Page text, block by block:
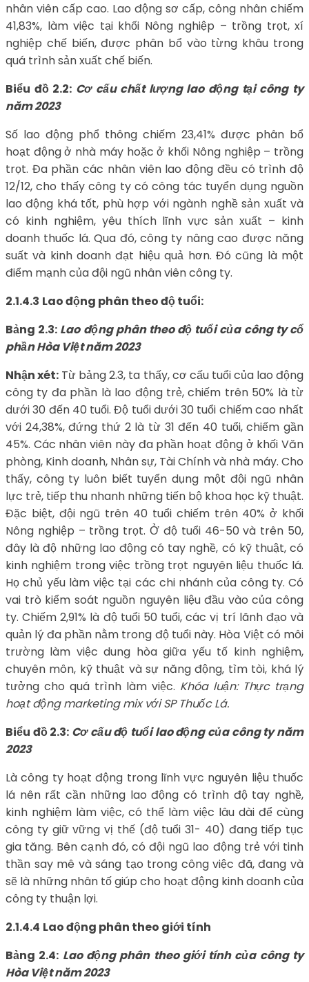
nhân viên cấp cao. Lao động sơ cấp, công nhân chiếm
41,83%, làm việc tại khối Nông nghiệp – trồng trọt, xí
nghiệp chế biến, được phân bổ vào từng khâu trong
quá trình sản xuất chế biến.
Biểu đồ 2.2: Cơ cấu chất lượng lao động tại công ty
năm 2023
Số lao động phổ thông chiếm 23,41% được phân bổ
hoạt động ở nhà máy hoặc ở khối Nông nghiệp – trồng
trọt. Đa phần các nhân viên lao động đều có trình độ
12/12, cho thấy công ty có công tác tuyển dụng nguồn
lao động khá tốt, phù hợp với ngành nghề sản xuất và
có kinh nghiệm, yêu thích lĩnh vực sản xuất – kinh
doanh thuốc lá. Qua đó, công ty nâng cao được năng
suất và kinh doanh đạt hiệu quả hơn. Đó cũng là một
điểm mạnh của đội ngũ nhân viên công ty.
2.1.4.3 Lao động phân theo độ tuổi:
Bảng 2.3: Lao động phân theo độ tuổi của công ty cổ
phần Hòa Việt năm 2023
Nhận xét: Từ bảng 2.3, ta thấy, cơ cấu tuổi của lao động
công ty đa phần là lao động trẻ, chiếm trên 50% là từ
dưới 30 đến 40 tuổi. Độ tuổi dưới 30 tuổi chiếm cao nhất
với 24,38%, đứng thứ 2 là từ 31 đến 40 tuổi, chiếm gần
45%. Các nhân viên này đa phần hoạt động ở khối Văn
phòng, Kinh doanh, Nhân sự, Tài Chính và nhà máy. Cho
thấy, công ty luôn biết tuyển dụng một đội ngũ nhân
lực trẻ, tiếp thu nhanh những tiến bộ khoa học kỹ thuật.
Đặc biệt, đội ngũ trên 40 tuổi chiếm trên 40% ở khối
Nông nghiệp – trồng trọt. Ở độ tuổi 46-50 và trên 50,
đây là độ những lao động có tay nghề, có kỹ thuật, có
kinh nghiệm trong việc trồng trọt nguyên liệu thuốc lá.
Họ chủ yếu làm việc tại các chi nhánh của công ty. Có
vai trò kiểm soát nguồn nguyên liệu đầu vào của công
ty. Chiếm 2,91% là độ tuổi 50 tuổi, các vị trí lãnh đạo và
quản lý đa phần nằm trong độ tuổi này. Hòa Việt có môi
trường làm việc dung hòa giữa yếu tố kinh nghiệm,
chuyên môn, kỹ thuật và sự năng động, tìm tòi, khá lý
tưởng cho quá trình làm việc. Khóa luận: Thực trạng
hoạt động marketing mix với SP Thuốc Lá.
Biểu đồ 2.3: Cơ cấu độ tuổi lao động của công ty năm
2023
Là công ty hoạt động trong lĩnh vực nguyên liệu thuốc
lá nên rất cần những lao động có trình độ tay nghề,
kinh nghiệm làm việc, có thể làm việc lâu dài để cùng
công ty giữ vững vị thế (độ tuổi 31- 40) đang tiếp tục
gia tăng. Bên cạnh đó, có đội ngũ lao động trẻ với tinh
thần say mê và sáng tạo trong công việc đã, đang và
sẽ là những nhân tố giúp cho hoạt động kinh doanh của
công ty thuận lợi.
2.1.4.4 Lao động phân theo giới tính
Bảng 2.4: Lao động phân theo giới tính của công ty
Hòa Việt năm 2023